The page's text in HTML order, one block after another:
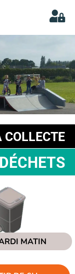
COLLECTE
MATIN